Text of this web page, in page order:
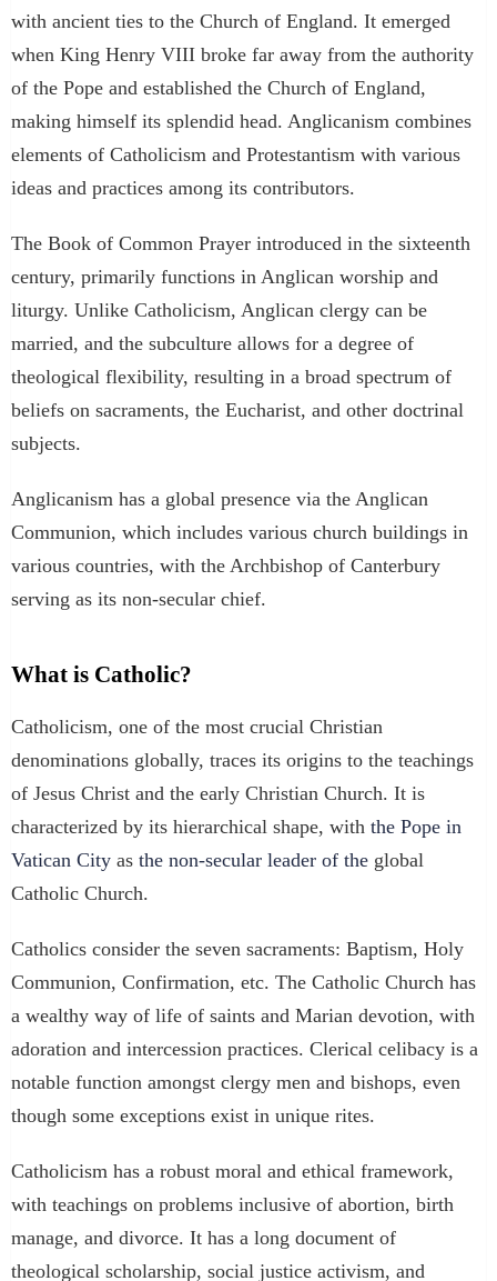
with ancient ties to the Church of England. It emerged
when King Henry VIII broke far away from the authority
of the Pope and established the Church of England,
making himself its splendid head. Anglicanism combines
elements of Catholicism and Protestantism with various
ideas and practices among its contributors.
The Book of Common Prayer introduced in the sixteenth
century, primarily functions in Anglican worship and
liturgy. Unlike Catholicism, Anglican clergy can be
married, and the subculture allows for a degree of
theological flexibility, resulting in a broad spectrum of
beliefs on sacraments, the Eucharist, and other doctrinal
subjects.
Anglicanism has a global presence via the Anglican
Communion, which includes various church buildings in
various countries, with the Archbishop of Canterbury
serving as its non-secular chief.
What is Catholic?
Catholicism, one of the most crucial Christian
denominations globally, traces its origins to the teachings
of Jesus Christ and the early Christian Church. It is
characterized by its hierarchical shape, with the Pope in
Vatican City as the non-secular leader of the global
Catholic Church.
Catholics consider the seven sacraments: Baptism, Holy
Communion, Confirmation, etc. The Catholic Church has
a wealthy way of life of saints and Marian devotion, with
adoration and intercession practices. Clerical celibacy is a
notable function amongst clergy men and bishops, even
though some exceptions exist in unique rites.
Catholicism has a robust moral and ethical framework,
with teachings on problems inclusive of abortion, birth
manage, and divorce. It has a long document of
theological scholarship, social justice activism, and